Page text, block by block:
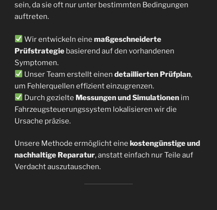
sein, da sie oft nur unter bestimmten Bedingungen
auftreten.
Wir entwickeln einemaßgeschneiderte
Prüfstrategie basierend auf den vorhandenen
Symptomen.
Unser Team erstellt einendetaillierten Prüfplan,
um Fehlerquellen effizient einzugrenzen.
Durch gezielte Messungen und Simulationen im
Fahrzeugsteuerungssystem lokalisieren wir die
Ursache präzise.
Unsere Methode ermöglicht eine kostengünstige und
nachhaltige Reparatur, anstatt einfach nur Teile auf
Verdacht auszutauschen.